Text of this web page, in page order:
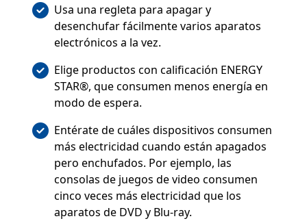
Usa una regleta para apagar y
desenchufar fácilmente varios aparatos
electrónicos a la vez.
Elige productos con calificación ENERGY
STAR®, que consumen menos energía en
modo de espera.
Entérate de cuáles dispositivos consumen
más electricidad cuando están apagados
pero enchufados. Por ejemplo, las
consolas de juegos de video consumen
cinco veces más electricidad que los
aparatos de DVD y Blu-ray.